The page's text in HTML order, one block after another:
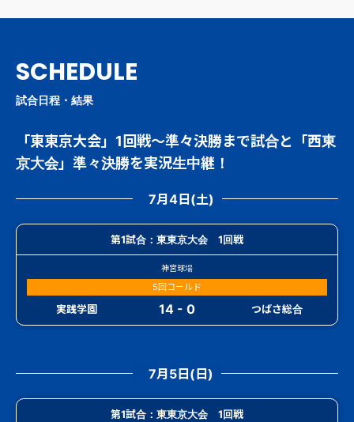
SCHEDULE
試合日程・結果
「東東京大会」1回戦～準々決勝まで試合と「西東
京大会」準々決勝を実況生中継！
7月4日(土)
第1試合：東東京大会 1回戦
神宮球場
5回コールド
実践学園 14 - 0 つばさ総合
7月5日(日)
第1試合：東東京大会 1回戦